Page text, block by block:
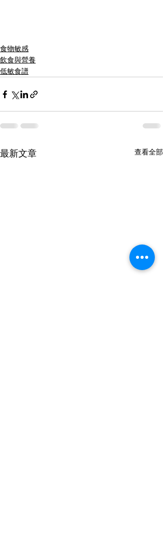
食物敏感
飲食與營養
低敏食譜
最新文章 查看全部